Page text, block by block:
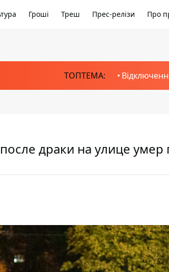
Гроші Треш Прес-релізи Про
ТОПТЕМА:
драки на улице умер